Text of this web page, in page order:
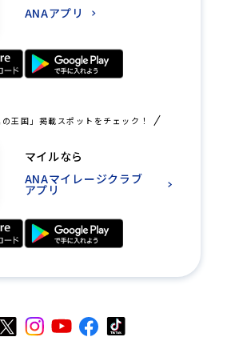
ANAアプリ
王国」掲載スポットをチェック！
マイルなら
ANAマイレージクラブ
アプリ